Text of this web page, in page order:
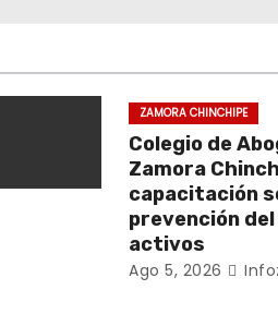
ZAMORA CHINCHIPE
Colegio de
Zamora
capacitación
prevención
activos
Ago 5, 2026